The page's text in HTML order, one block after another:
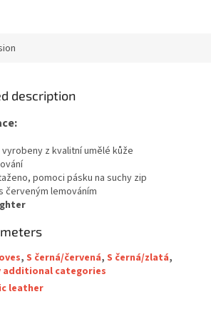
description
z kvalitní umělé kůže
pomoci pásku na suchy zip
červeným lemováním
, S černá/červená, S černá/zlatá,
additional categories
leather